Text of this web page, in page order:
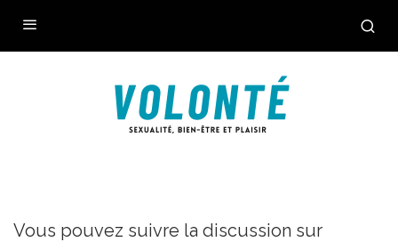
Vous pouvez suivre la discussion sur